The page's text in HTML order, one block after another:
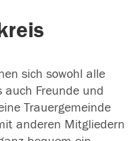
sich sowohl alle
auch Freunde und
Trauergemeinde
anderen Mitgliedern